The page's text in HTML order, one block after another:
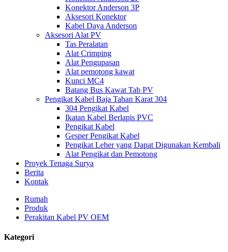
Konektor Anderson 3P
Aksesori Konektor
Kabel Daya Anderson
Aksesori Alat PV
Tas Peralatan
Alat Crimping
Alat Pengupasan
Alat pemotong kawat
Kunci MC4
Batang Bus Kawat Tab PV
Pengikat Kabel Baja Tahan Karat 304
304 Pengikat Kabel
Ikatan Kabel Berlapis PVC
Pengikat Kabel
Gesper Pengikat Kabel
Pengikat Leher yang Dapat Digunakan Kembali
Alat Pengikat dan Pemotong
Proyek Tenaga Surya
Berita
Kontak
Rumah
Produk
Perakitan Kabel PV OEM
Kategori